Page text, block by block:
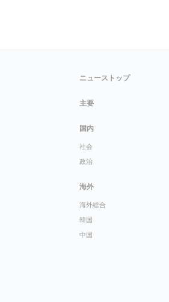
ニューストップ
主要
国内
社会
政治
海外
海外総合
韓国
中国